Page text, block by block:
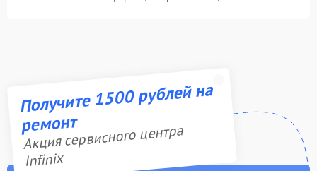
Получите 1500 рублей на
ремонт
Акция сервисного центра
Infinix